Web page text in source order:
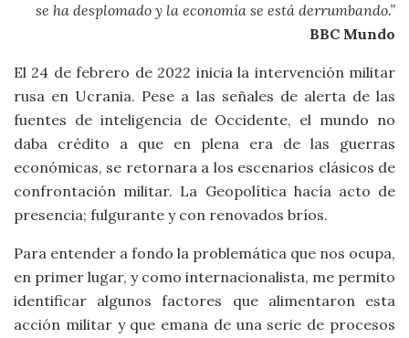
se ha desplomado y la economía se está derrumbando.”
BBC Mundo
El 24 de febrero de 2022 inicia la intervención militar
rusa en Ucrania. Pese a las señales de alerta de las
fuentes de inteligencia de Occidente, el mundo no
daba crédito a que en plena era de las guerras
económicas, se retornara a los escenarios clásicos de
confrontación militar. La Geopolítica hacía acto de
presencia; fulgurante y con renovados bríos.
Para entender a fondo la problemática que nos ocupa,
en primer lugar, y como internacionalista, me permito
identificar algunos factores que alimentaron esta
acción militar y que emana de una serie de procesos